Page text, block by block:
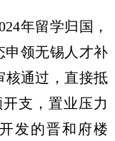
年留学归国，
申领无锡人才补
核通过，直接抵
支，置业压力
发的晋和府楼